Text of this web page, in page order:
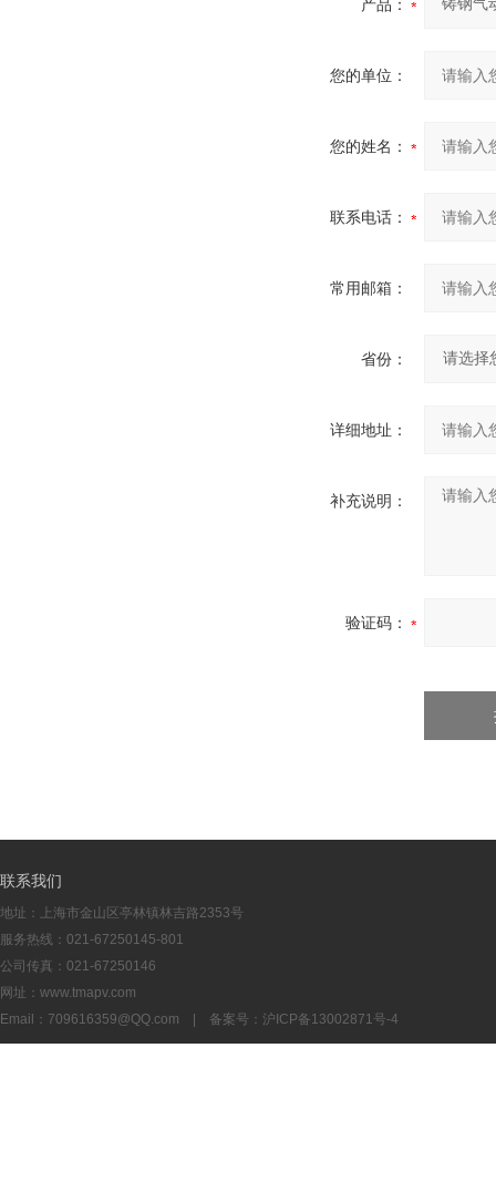
产品：
您的单位：
您的姓名：
联系电话：
常用邮箱：
省份：
详细地址：
补充说明：
验证码：
联系我们
地址：上海市金山区亭林镇林吉路2353号
服务热线：021-67250145-801
公司传真：021-67250146
网址：www.tmapv.com
Email： 709616359@QQ.com | 备案号： 沪ICP备13002871号-4